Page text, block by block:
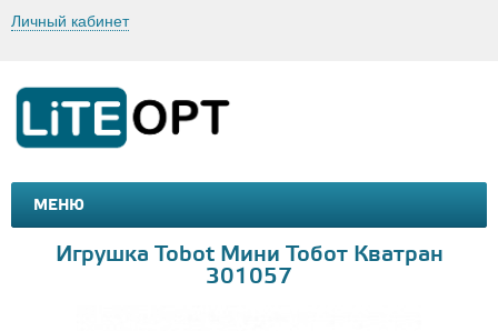
Личный кабинет
МЕНЮ
МАШИНКИ И МОТОЦИКЛЫ
Игрушка Tobot Мини Тобот Кватран
301057